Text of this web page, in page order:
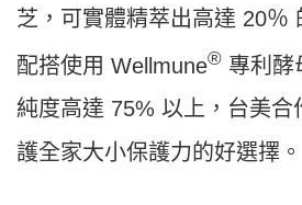
芝，可實體精萃出高達 20％
配搭使用 Wellmune® 專利酵
純度高達 75% 以上，台美合
護全家大小保護力的好選擇。